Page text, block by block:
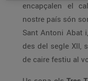
encapçalen el
nostre país són
Sant Antoni Abat
des del segle XII,
de caire festiu al